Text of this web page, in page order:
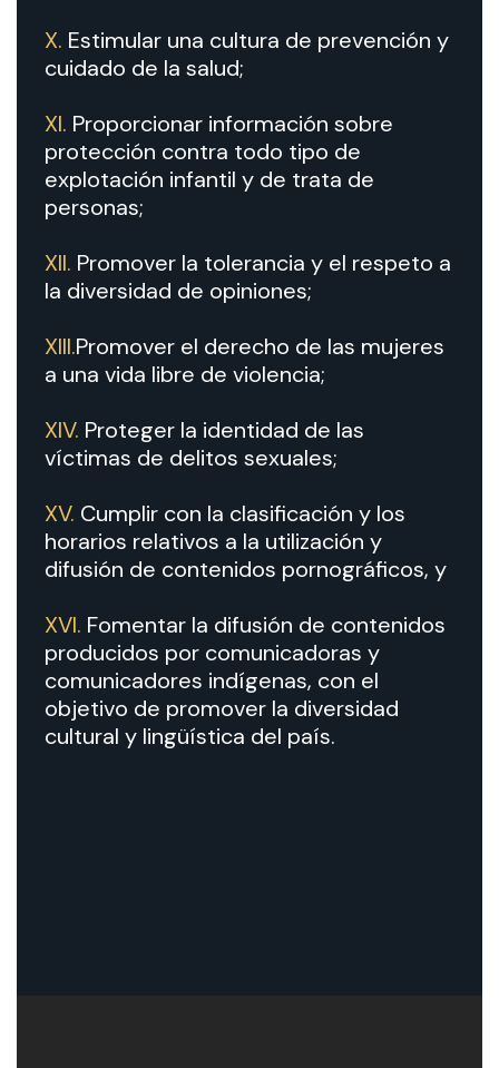
X. Estimular una cultura de prevención y
cuidado de la salud;
XI. Proporcionar información sobre
protección contra todo tipo de
explotación infantil y de trata de
personas;
XII. Promover la tolerancia y el respeto a
la diversidad de opiniones;
XIII.Promover el derecho de las mujeres
a una vida libre de violencia;
XIV. Proteger la identidad de las
víctimas de delitos sexuales;
XV. Cumplir con la clasificación y los
horarios relativos a la utilización y
difusión de contenidos pornográficos, y
XVI. Fomentar la difusión de contenidos
producidos por comunicadoras y
comunicadores indígenas, con el
objetivo de promover la diversidad
cultural y lingüística del país.